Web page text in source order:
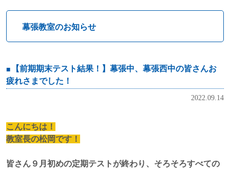
幕張教室のお知らせ
【前期期末テスト結果！】幕張中、幕張西中の皆さんお
疲れさまでした！
2022.09.14
こんにちは！
教室長の松岡です！
皆さん９月初めの定期テストが終わり、そろそろすべての